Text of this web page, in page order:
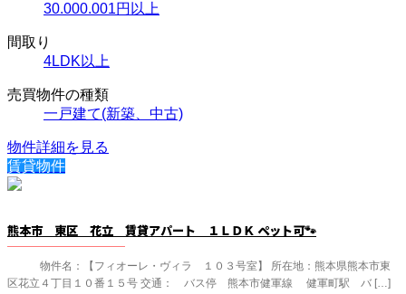
30.000.001円以上
間取り
4LDK以上
売買物件の種類
一戸建て(新築、中古)
物件詳細を見る
賃貸物件
熊本市 東区 花立 賃貸アパート １ＬＤＫ ペット可🐾
物件名：【フィオーレ・ヴィラ １０３号室】 所在地：熊本県熊本市東
区花立４丁目１０番１５号 交通： バス停 熊本市健軍線 健軍町駅 バ […]